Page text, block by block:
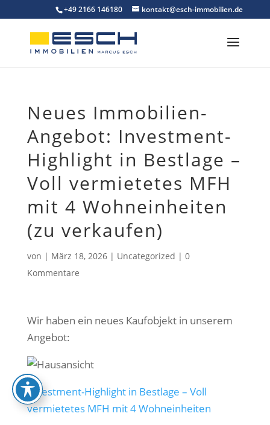
to
content
+49 2166 146180 kontakt@esch-immobilien.de
Neues Immobilien-
Angebot: Investment-
Highlight in Bestlage –
Voll vermietetes MFH
mit 4 Wohneinheiten
(zu verkaufen)
von | März 18, 2026| Uncategorized | 0
Kommentare
Wir haben ein neues Kaufobjekt in unserem
Angebot:
Investment-Highlight in Bestlage – Voll
vermietetes MFH mit 4 Wohneinheiten